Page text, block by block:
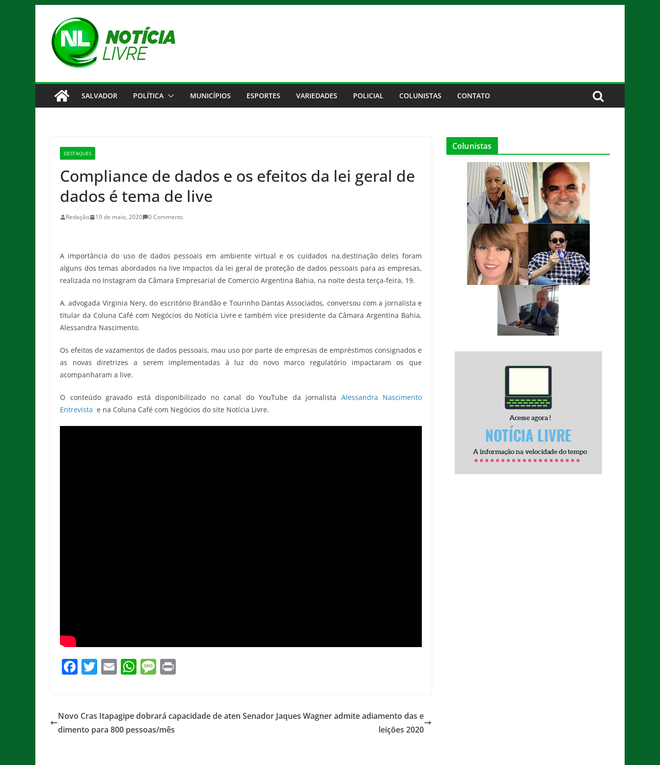
conteúdo
SALVADOR POLÍTICA MUNICÍPIOS ESPORTES VARIEDADES POLICIAL COLUNISTAS CONTATO
DESTAQUES
Compliance de dados e os efeitos da lei geral de
dados é tema de live
Redação 19 de maio, 2020 0 Comments
A importância do uso de dados pessoais em ambiente virtual e os cuidados na.destinação deles foram
alguns dos temas abordados na live Impactos da lei geral de proteção de dados pessoais para as empresas,
realizada no Instagram da Câmara Empresarial de Comercio Argentina Bahia, na noite desta terça-feira, 19.
A. advogada Virginia Nery, do escritório Brandão e Tourinho Dantas Associados, conversou com a jornalista e
titular da Coluna Café com Negócios do Notícia Livre e também vice presidente da Câmara Argentina Bahia,
Alessandra Nascimento.
Os efeitos de vazamentos de dados pessoais, mau uso por parte de empresas de empréstimos consignados e
as novas diretrizes a serem implementadas à luz do novo marco regulatório impactaram os que
acompanharam a live.
O conteúdo gravado está disponibilizado no canal do YouTube da jornalista Alessandra Nascimento
Entrevista e na Coluna Café com Negócios do site Notícia Livre.
F
e
b
T
er
E
l
W
s
A
M
a
g
Novo Cras Itapagipe dobrará capacidade de aten
dimento para 800 pessoas/mês
Senador Jaques Wagner admite adiamento das e
leições 2020
Colunistas